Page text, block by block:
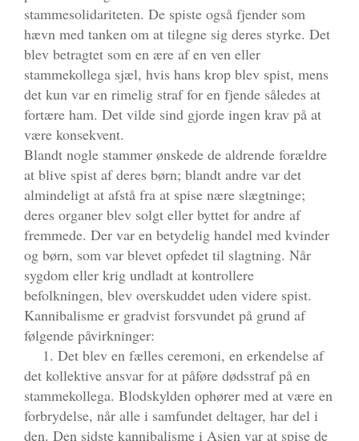
stammesolidariteten. De spiste også fjender som
hævn med tanken om at tilegne sig deres styrke. Det
blev betragtet som en ære af en ven eller
stammekollega sjæl, hvis hans krop blev spist, mens
det kun var en rimelig straf for en fjende således at
fortære ham. Det vilde sind gjorde ingen krav på at
være konsekvent.
Blandt nogle stammer ønskede de aldrende forældre
at blive spist af deres børn; blandt andre var det
almindeligt at afstå fra at spise nære slægtninge;
deres organer blev solgt eller byttet for andre af
fremmede. Der var en betydelig handel med kvinder
og børn, som var blevet opfedet til slagtning. Når
sygdom eller krig undladt at kontrollere
befolkningen, blev overskuddet uden videre spist.
Kannibalisme er gradvist forsvundet på grund af
følgende påvirkninger:
1. Det blev en fælles ceremoni, en erkendelse af
det kollektive ansvar for at påføre dødsstraf på en
stammekollega. Blodskylden ophører med at være en
forbrydelse, når alle i samfundet deltager, har del i
den. Den sidste kannibalisme i Asien var at spise de